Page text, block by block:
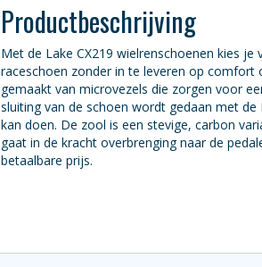
Productbeschrijving
Met de Lake CX219 wielrenschoenen kies
raceschoen zonder in te leveren op comfort
gemaakt van microvezels die zorgen voor
sluiting van de schoen wordt gedaan met
kan doen. De zool is een stevige, carbon
gaat in de kracht overbrenging naar de
betaalbare prijs.